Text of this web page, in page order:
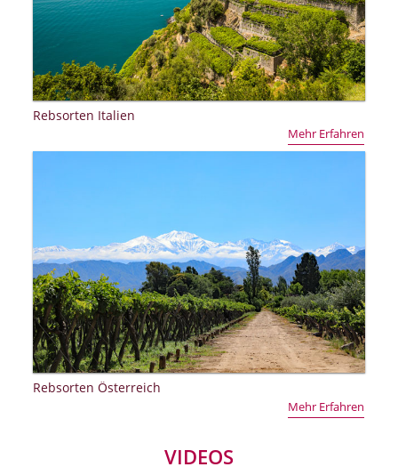
Rebsorten Italien
Mehr Erfahren
Rebsorten Österreich
Mehr Erfahren
VIDEOS